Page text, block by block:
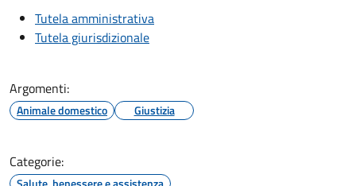
Tutela amministrativa
Tutela giurisdizionale
Argomenti:
Animale domestico Giustizia
Categorie: